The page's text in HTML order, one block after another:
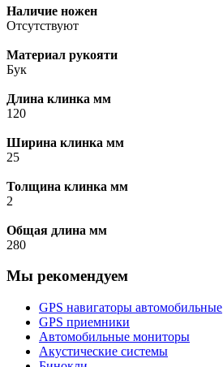
Наличие ножен
Отсутствуют
Материал рукояти
Бук
Длина клинка мм
120
Ширина клинка мм
25
Толщина клинка мм
2
Общая длина мм
280
Мы рекомендуем
GPS навигаторы автомобильные
GPS приемники
Автомобильные мониторы
Акустические системы